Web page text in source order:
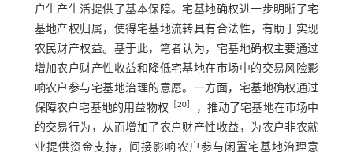
户生产生活提供了基本保障。宅基地确权进一步明晰了宅
基地产权归属，使得宅基地流转具有合法性，有助于实现
农民财产权益。基于此，笔者认为，宅基地确权主要通过
增加农户财产性收益和降低宅基地在市场中的交易风险影
响农户参与宅基地治理的意愿。一方面，宅基地确权通过
保障农户宅基地的用益物权 ［20
，推动了宅基地在市场中
的交易行为，从而增加了农户财产性收益，为农户非农就
业提供资金支持，间接影响农户参与闲置宅基地治理意